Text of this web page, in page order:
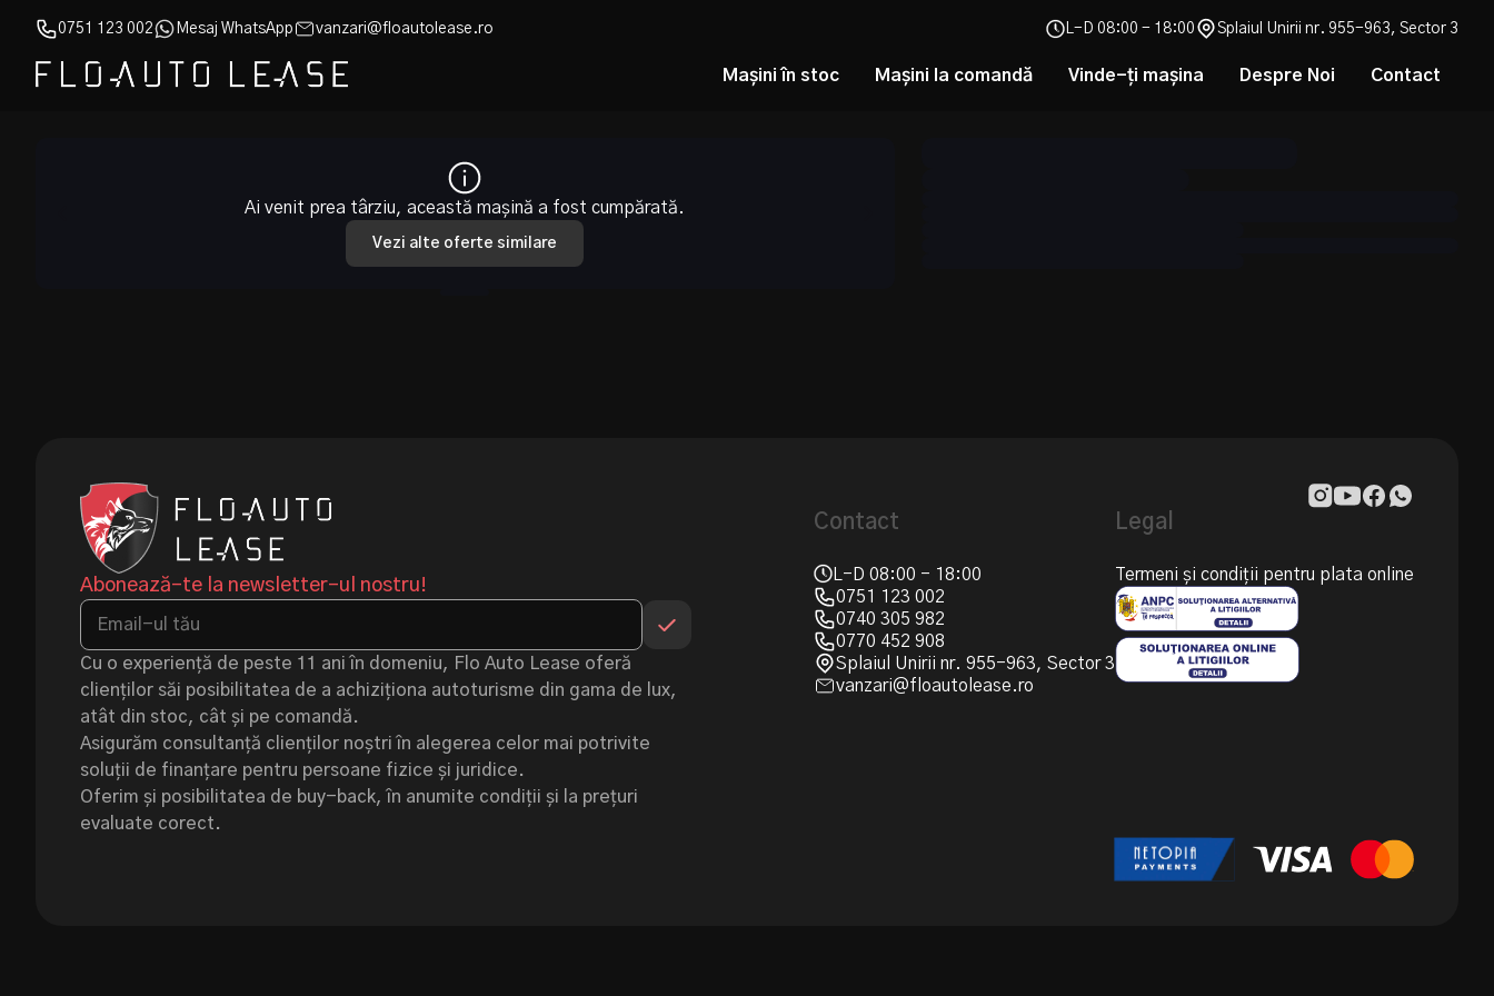
0751 123 002 Mesaj WhatsApp vanzari@floautolease.ro L-D 08:00 - 18:00 Splaiul Unirii nr. 955-963, Sector 3
Mașini în stoc Mașini la comandă Vinde-ți mașina Despre Noi Contact
Ai venit prea târziu, această mașină a fost cumpărată.
Vezi alte oferte similare
Abonează-te la newsletter-ul nostru!
Cu o experiență de peste 11 ani în domeniu, Flo Auto Lease oferă
clienților săi posibilitatea de a achiziționa autoturisme din gama de lux,
atât din stoc, cât și pe comandă.
Asigurăm consultanță clienților noștri în alegerea celor mai potrivite
soluții de finanțare pentru persoane fizice și juridice.
Oferim și posibilitatea de buy-back, în anumite condiții și la prețuri
evaluate corect.
Contact
L-D 08:00 - 18:00
0751 123 002
0740 305 982
0770 452 908
Splaiul Unirii nr. 955-963, Sector 3
vanzari@floautolease.ro
Legal
Termeni și condiții pentru plata online